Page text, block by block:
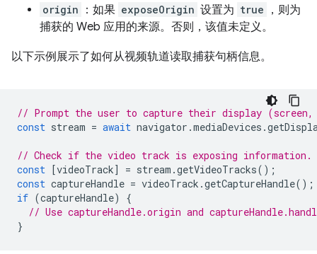
origin ：如果 exposeOrigin 设置为 true
，则为
捕获的 Web 应用的来源。否则，该值未定义。
以下示例展示了如何从视频轨道读取捕获句柄信息。
// Prompt the user to capture their display (screen,
const stream = await navigator .mediaDevices .
// Check if the video track is exposing information.
const [videoTrack] = stream .getVideoTracks();
const captureHandle = videoTrack .getCaptureHandle();
if (captureHandle)
{
// Use captureHandle.origin and
}